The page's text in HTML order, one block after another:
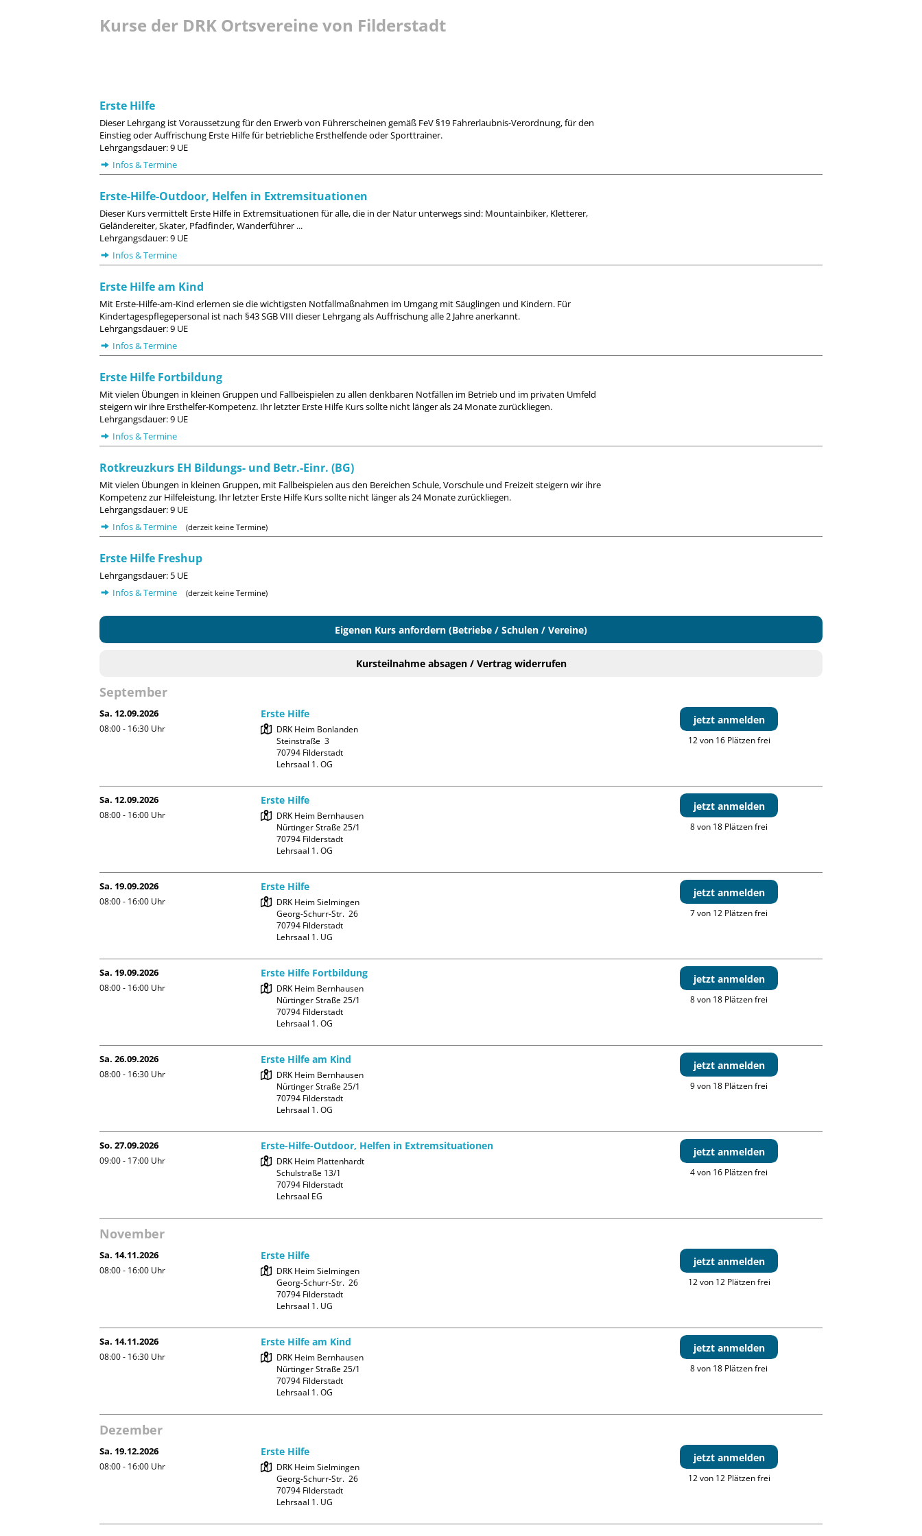
Kurse der DRK Ortsvereine von Filderstadt
Erste Hilfe
Dieser Lehrgang ist Voraussetzung für den Erwerb von Führerscheinen gemäß FeV §19 Fahrerlaubnis-Verordnung, für den
Einstieg oder Auffrischung Erste Hilfe für betriebliche Ersthelfende oder Sporttrainer.
Lehrgangsdauer: 9 UE
Infos & Termine
Erste-Hilfe-Outdoor, Helfen in Extremsituationen
Dieser Kurs vermittelt Erste Hilfe in Extremsituationen für alle, die in der Natur unterwegs sind: Mountainbiker, Kletterer,
Geländereiter, Skater, Pfadfinder, Wanderführer ...
Lehrgangsdauer: 9 UE
Infos & Termine
Erste Hilfe am Kind
Mit Erste-Hilfe-am-Kind erlernen sie die wichtigsten Notfallmaßnahmen im Umgang mit Säuglingen und Kindern. Für
Kindertagespflegepersonal ist nach §43 SGB VIII dieser Lehrgang als Auffrischung alle 2 Jahre anerkannt.
Lehrgangsdauer: 9 UE
Infos & Termine
Erste Hilfe Fortbildung
Mit vielen Übungen in kleinen Gruppen und Fallbeispielen zu allen denkbaren Notfällen im Betrieb und im privaten Umfeld
steigern wir ihre Ersthelfer-Kompetenz. Ihr letzter Erste Hilfe Kurs sollte nicht länger als 24 Monate zurückliegen.
Lehrgangsdauer: 9 UE
Infos & Termine
Rotkreuzkurs EH Bildungs- und Betr.-Einr. (BG)
Mit vielen Übungen in kleinen Gruppen, mit Fallbeispielen aus den Bereichen Schule, Vorschule und Freizeit steigern wir ihre
Kompetenz zur Hilfeleistung. Ihr letzter Erste Hilfe Kurs sollte nicht länger als 24 Monate zurückliegen.
Lehrgangsdauer: 9 UE
Infos & Termine
(derzeit keine Termine)
Erste Hilfe Freshup
Lehrgangsdauer: 5 UE
Infos & Termine
(derzeit keine Termine)
Eigenen Kurs anfordern (Betriebe / Schulen / Vereine)
Kursteilnahme absagen / Vertrag widerrufen
September
Sa. 12.09.2026
08:00 - 16:30 Uhr
Erste Hilfe
DRK Heim Bonlanden
Steinstraße  3
70794 Filderstadt
Lehrsaal 1. OG
jetzt anmelden
12 von 16 Plätzen frei
Sa. 12.09.2026
08:00 - 16:00 Uhr
Erste Hilfe
DRK Heim Bernhausen
Nürtinger Straße 25/1
70794 Filderstadt
Lehrsaal 1. OG
jetzt anmelden
8 von 18 Plätzen frei
Sa. 19.09.2026
08:00 - 16:00 Uhr
Erste Hilfe
DRK Heim Sielmingen
Georg-Schurr-Str.  26
70794 Filderstadt
Lehrsaal 1. UG
jetzt anmelden
7 von 12 Plätzen frei
Sa. 19.09.2026
08:00 - 16:00 Uhr
Erste Hilfe Fortbildung
DRK Heim Bernhausen
Nürtinger Straße 25/1
70794 Filderstadt
Lehrsaal 1. OG
jetzt anmelden
8 von 18 Plätzen frei
Sa. 26.09.2026
08:00 - 16:30 Uhr
Erste Hilfe am Kind
DRK Heim Bernhausen
Nürtinger Straße 25/1
70794 Filderstadt
Lehrsaal 1. OG
jetzt anmelden
9 von 18 Plätzen frei
So. 27.09.2026
09:00 - 17:00 Uhr
Erste-Hilfe-Outdoor, Helfen in Extremsituationen
DRK Heim Plattenhardt
Schulstraße 13/1
70794 Filderstadt
Lehrsaal EG
jetzt anmelden
4 von 16 Plätzen frei
November
Sa. 14.11.2026
08:00 - 16:00 Uhr
Erste Hilfe
DRK Heim Sielmingen
Georg-Schurr-Str.  26
70794 Filderstadt
Lehrsaal 1. UG
jetzt anmelden
12 von 12 Plätzen frei
Sa. 14.11.2026
08:00 - 16:30 Uhr
Erste Hilfe am Kind
DRK Heim Bernhausen
Nürtinger Straße 25/1
70794 Filderstadt
Lehrsaal 1. OG
jetzt anmelden
8 von 18 Plätzen frei
Dezember
Sa. 19.12.2026
08:00 - 16:00 Uhr
Erste Hilfe
DRK Heim Sielmingen
Georg-Schurr-Str.  26
70794 Filderstadt
Lehrsaal 1. UG
jetzt anmelden
12 von 12 Plätzen frei